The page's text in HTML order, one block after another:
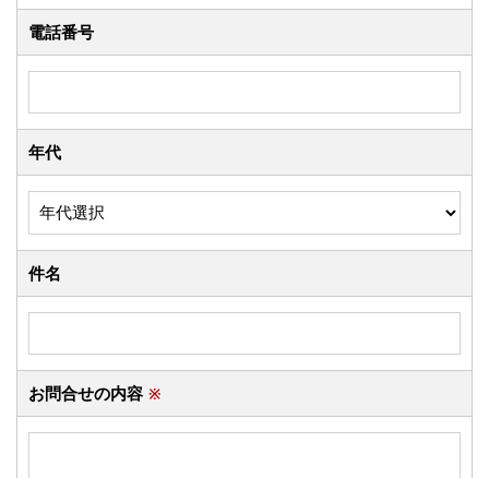
電話番号
年代
件名
お問合せの内容 ※